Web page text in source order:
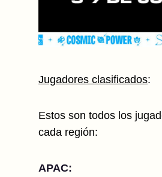
Jugadores clasificados:
Estos son todos los
cada región:
APAC: